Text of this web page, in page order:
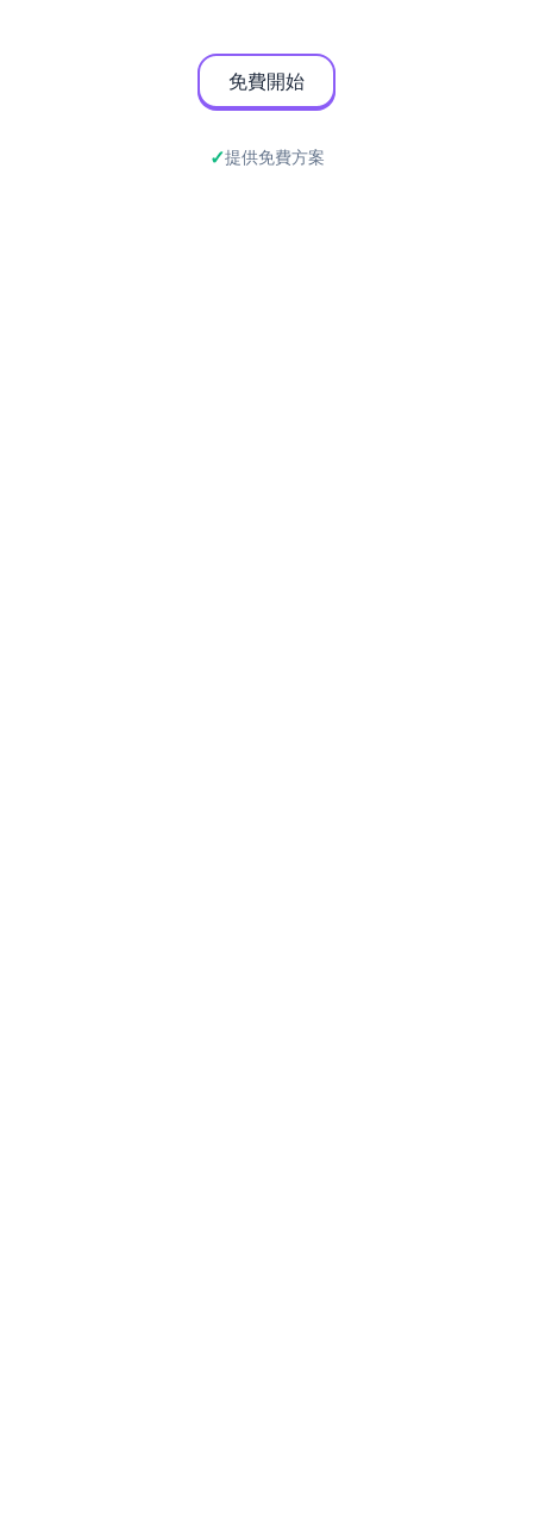
免費開始
提供免費方案